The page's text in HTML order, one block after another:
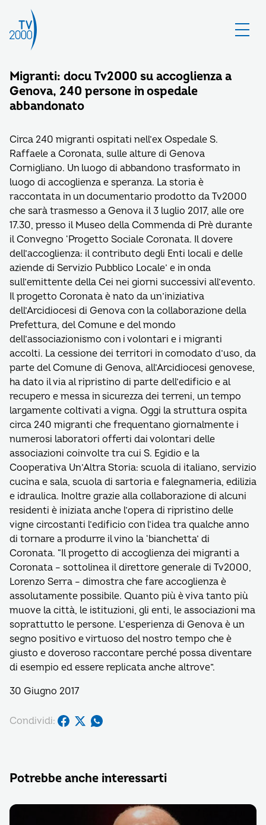
Migranti: docu Tv2000 su accoglienza a
Genova, 240 persone in ospedale
abbandonato
Circa 240 migranti ospitati nell’ex Ospedale S.
Raffaele a Coronata, sulle alture di Genova
Cornigliano. Un luogo di abbandono trasformato in
luogo di accoglienza e speranza. La storia è
raccontata in un documentario prodotto da Tv2000
che sarà trasmesso a Genova il 3 luglio 2017, alle ore
17.30, presso il Museo della Commenda di Prè durante
il Convegno ‘Progetto Sociale Coronata. Il dovere
dell’accoglienza: il contributo degli Enti locali e delle
aziende di Servizio Pubblico Locale’ e in onda
sull’emittente della Cei nei giorni successivi all’evento.
Il progetto Coronata è nato da un’iniziativa
dell’Arcidiocesi di Genova con la collaborazione della
Prefettura, del Comune e del mondo
dell’associazionismo con i volontari e i migranti
accolti. La cessione dei territori in comodato d’uso, da
parte del Comune di Genova, all’Arcidiocesi genovese,
ha dato il via al ripristino di parte dell’edificio e al
recupero e messa in sicurezza dei terreni, un tempo
largamente coltivati a vigna. Oggi la struttura ospita
circa 240 migranti che frequentano giornalmente i
numerosi laboratori offerti dai volontari delle
associazioni coinvolte tra cui S. Egidio e la
Cooperativa Un’Altra Storia: scuola di italiano, servizio
cucina e sala, scuola di sartoria e falegnameria, edilizia
e idraulica. Inoltre grazie alla collaborazione di alcuni
residenti è iniziata anche l’opera di ripristino delle
vigne circostanti l’edificio con l’idea tra qualche anno
di tornare a produrre il vino la ‘bianchetta’ di
Coronata. “Il progetto di accoglienza dei migranti a
Coronata – sottolinea il direttore generale di Tv2000,
Lorenzo Serra – dimostra che fare accoglienza è
assolutamente possibile. Quanto più è viva tanto più
muove la città, le istituzioni, gli enti, le associazioni ma
soprattutto le persone. L’esperienza di Genova è un
segno positivo e virtuoso del nostro tempo che è
giusto e doveroso raccontare perché possa diventare
di esempio ed essere replicata anche altrove”.
30 Giugno 2017
Condividi:
Potrebbe anche interessarti